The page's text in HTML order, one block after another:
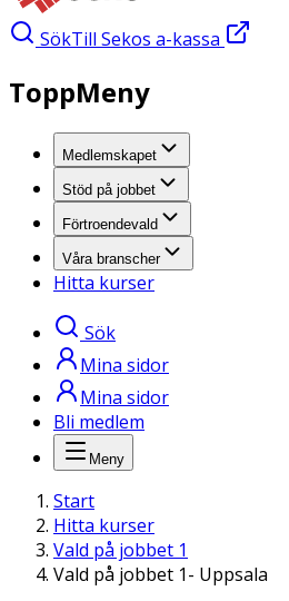
SökTill Sekos a-kassa
ToppMeny
Medlemskapet
Stöd på jobbet
Förtroendevald
Våra branscher
Hitta kurser
Sök
Mina sidor
Mina sidor
Bli medlem
Meny
Start
Hitta kurser
Vald på jobbet 1
Vald på jobbet 1- Uppsala